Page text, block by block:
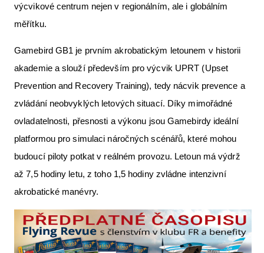
výcvikové centrum nejen v regionálním, ale i globálním
měřítku.
Gamebird GB1 je prvním akrobatickým letounem v historii
akademie a slouží především pro výcvik UPRT (Upset
Prevention and Recovery Training), tedy nácvik prevence a
zvládání neobvyklých letových situací. Díky mimořádné
ovladatelnosti, přesnosti a výkonu jsou Gamebirdy ideální
platformou pro simulaci náročných scénářů, které mohou
budoucí piloty potkat v reálném provozu. Letoun má výdrž
až 7,5 hodiny letu, z toho 1,5 hodiny zvládne intenzivní
akrobatické manévry.